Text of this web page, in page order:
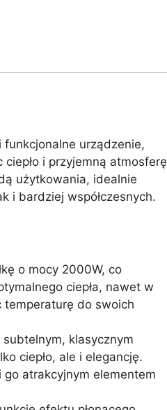
funkcjonalne urządzenie,
i przyjemną atmosferę
użytkowania, idealnie
i bardziej współczesnych.
o mocy 2000W, co
ciepła, nawet w
temperaturę do swoich
klasycznym
ciepło, ale i elegancję.
atrakcyjnym elementem